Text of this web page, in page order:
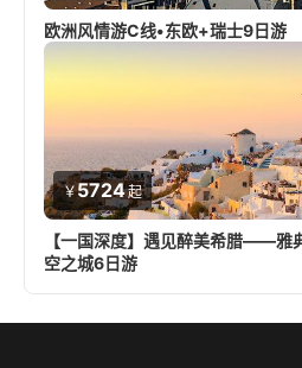
欧洲风情游C线•东欧+瑞士9日游
￥5724起
【一国深度】遇见醉美希腊——雅
空之城6日游